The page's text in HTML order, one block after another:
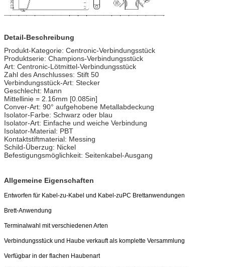
Detail-Beschreibung
Produkt-Kategorie: Centronic-Verbindungsstück
Produktserie: Champions-Verbindungsstück
Art: Centronic-Lötmittel-Verbindungsstück
Zahl des Anschlusses: Stift 50
Verbindungsstück-Art: Stecker
Geschlecht: Mann
Mittellinie = 2.16mm [0.085in]
Conver-Art: 90° aufgehobene Metallabdeckung
Isolator-Farbe: Schwarz oder blau
Isolator-Art: Einfache und weiche Verbindung
Isolator-Material: PBT
Kontaktstiftmaterial: Messing
Schild-Überzug: Nickel
Befestigungsmöglichkeit: Seitenkabel-Ausgang
Allgemeine Eigenschaften
Entworfen für Kabel-zu-Kabel und Kabel-zuPC Brettanwendungen
Brett-Anwendung
Terminalwahl mit verschiedenen Arten
Verbindungsstück und Haube verkauft als komplette Versammlung
Verfügbar in der flachen Haubenart